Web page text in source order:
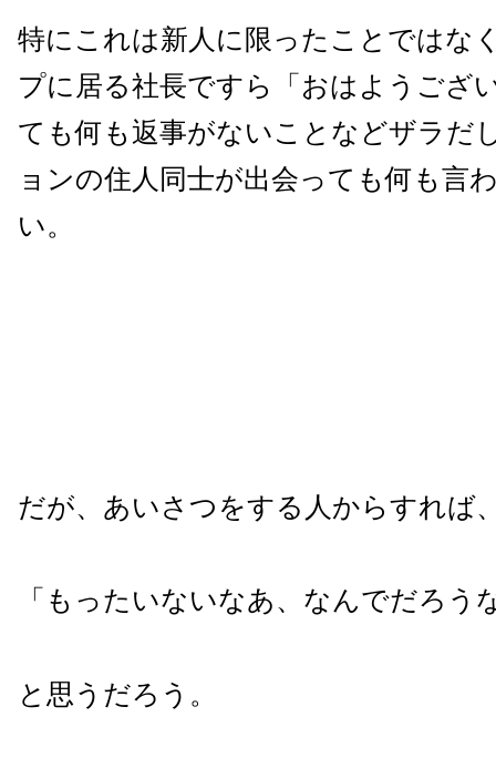
特にこれは新人に限ったことではな
プに居る社長ですら「おはようござ
ても何も返事がないことなどザラだ
ョンの住人同士が出会っても何も言
い。
だが、あいさつをする人からすれば
「もったいないなあ、なんでだろう
と思うだろう。